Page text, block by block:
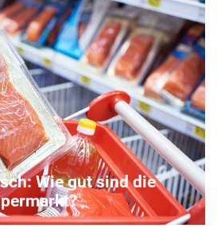
Wie gut sind die